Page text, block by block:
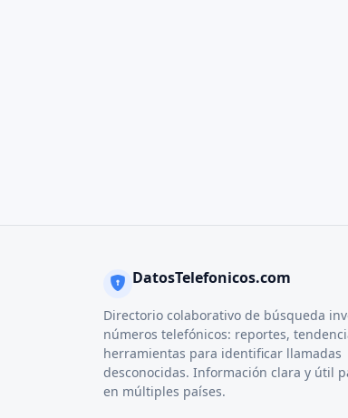
DatosTelefonicos.com
Directorio colaborativo de búsqueda
números telefónicos: reportes,
herramientas para identificar llamadas
desconocidas. Información clara y útil
en múltiples países.